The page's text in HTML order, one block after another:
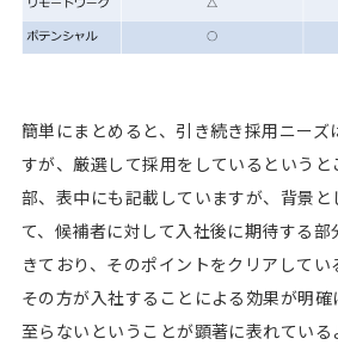
簡単にまとめると、引き続き採用ニーズ
すが、厳選して採用をしているという
部、表中にも記載していますが、背景
て、候補者に対して入社後に期待する部
きており、そのポイントをクリアしてい
その方が入社することによる効果が明
至らないということが顕著に表れている